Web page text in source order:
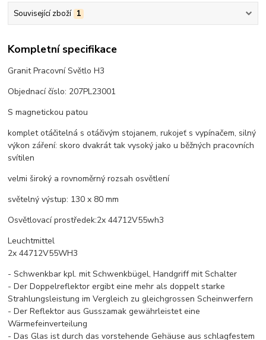
Související zboží 1
Kompletní specifikace
Granit Pracovní Světlo H3
Objednací číslo: 207PL23001
S magnetickou patou
komplet otáčitelná s otáčivým stojanem, rukojeť s vypínačem, silný
výkon záření: skoro dvakrát tak vysoký jako u běžných pracovních
svítilen
velmi široký a rovnoměrný rozsah osvětlení
světelný výstup: 130 x 80 mm
Osvětlovací prostředek:2x 44712V55wh3
Leuchtmittel
2x 44712V55WH3
- Schwenkbar kpl. mit Schwenkbügel, Handgriff mit Schalter
- Der Doppelreflektor ergibt eine mehr als doppelt starke
Strahlungsleistung im Vergleich zu gleichgrossen Scheinwerfern
- Der Reflektor aus Gusszamak gewährleistet eine
Wärmefeinverteilung
- Das Glas ist durch das vorstehende Gehäuse aus schlagfestem